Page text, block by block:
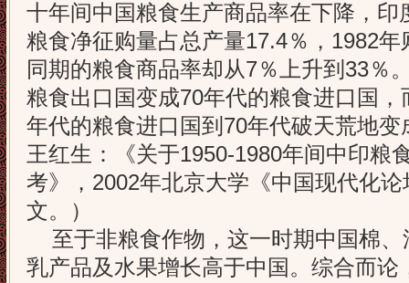
十年间中国粮食生产商品率在下降，印
粮食净征购量占总产量17.4％，1982
同期的粮食商品率却从7％上升到33％
粮食出口国变成70年代的粮食进口国
年代的粮食进口国到70年代破天荒地
王红生：《关于1950-1980年间中印粮
考》，2002年北京大学《中国现代化
文。）
至于非粮食作物，这一时期中国棉、
乳产品及水果增长高于中国。综合而论